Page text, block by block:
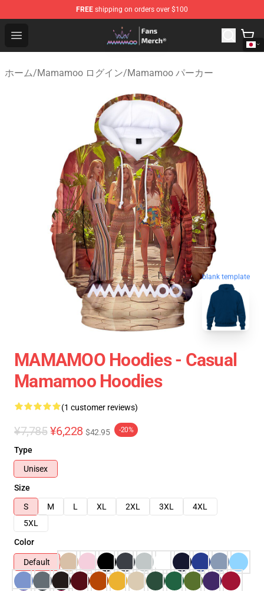
FREE shipping on orders over $100
Open menu
Mamamoo Store - Official Mamamoo Merchandise Shop
ホーム/Mamamoo ログイン/Mamamoo パーカー
blank template
MAMAMOO Hoodies - Casual
Mamamoo Hoodies
(1 customer reviews)
¥7,785 ¥6,228 $42.95 -20%
Type
Unisex
Size
S
M L XL 2XL 3XL
4XL
5XL
Color
Default